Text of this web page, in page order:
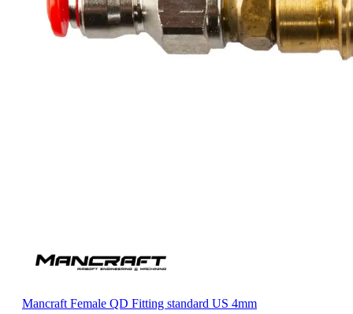
Mancraft Female QD Fitting standard US 4mm